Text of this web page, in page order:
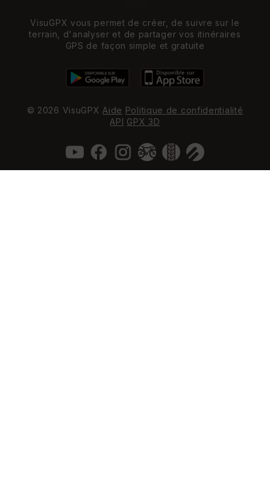
VisuGPX vous permet de créer, de suivre sur le
terrain, d'analyser et de partager vos itinéraires
GPS de façon simple et gratuite
© 2026 VisuGPX Aide Politique de confidentialité
API GPX 3D